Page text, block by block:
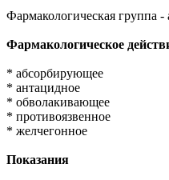
Фармакологическая группа -
Фармакологическое
* абсорбирующее
* антацидное
* обволакивающее
* противоязвенное
* желчегонное
Показания